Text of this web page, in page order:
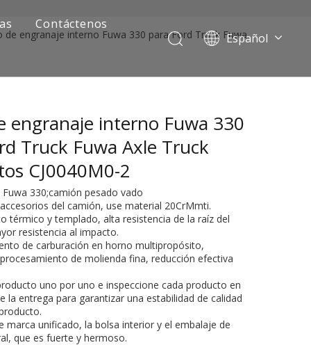
Contáctenos
Español
Pусский
العربية
de engranaje interno Fuwa 330 para Ford Truck Fuwa
engranaje interno Fuwa 330
Truck Fuwa Axle Truck
CJ0040M0-2
Fuwa 330;camión pesado vado
del camión, use material 20CrMmti.
térmico y templado, alta resistencia de la raíz del
resistencia al impacto.
de carburación en horno multipropósito,
de molienda fina, reducción efectiva
uno por uno e inspeccione cada producto en
la entrega para garantizar una estabilidad de calidad
marca unificado, la bolsa interior y el embalaje de
que es fuerte y hermoso.